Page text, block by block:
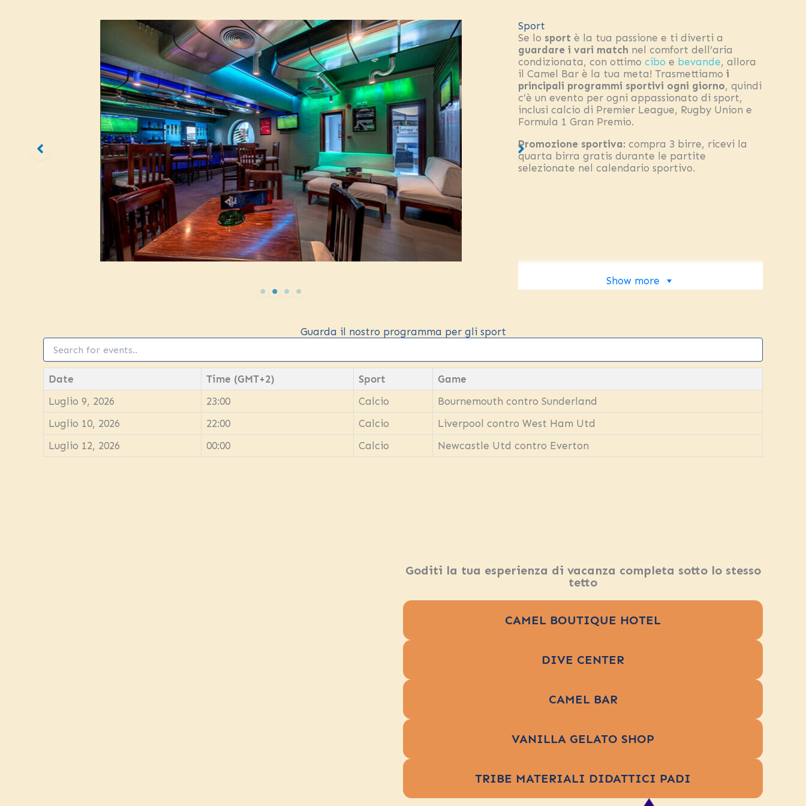
Sport
Se lo sport è la tua passione e ti diverti a
guardare i vari match nel comfort dell’aria
condizionata, con ottimo cibo e bevande, allora
il Camel Bar è la tua meta! Trasmettiamo i
principali programmi sportivi ogni giorno, quindi
c’è un evento per ogni appassionato di sport,
inclusi calcio di Premier League, Rugby Union e
Formula 1 Gran Premio.
Promozione sportiva: compra 3 birre, ricevi la
quarta birra gratis durante le partite
selezionate nel calendario sportivo.
Show more
Guarda il nostro programma per gli sport
Date Time (GMT+2) Sport
Game
Luglio 9, 2026
23:00 Calcio
Bournemouth contro Sunderland
Luglio 10, 2026
22:00 Calcio
Liverpool contro West Ham Utd
Luglio 12, 2026
00:00 Calcio Newcastle Utd contro Everton
Goditi la tua esperienza di vacanza completa sotto lo stesso
tetto
CAMEL BOUTIQUE HOTEL
DIVE CENTER
CAMEL BAR
VANILLA GELATO SHOP
TRIBE MATERIALI DIDATTICI PADI